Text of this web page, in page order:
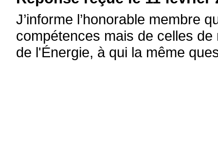
J’informe l’honorable membre
compétences mais de celles
de l'Énergie, à qui la même